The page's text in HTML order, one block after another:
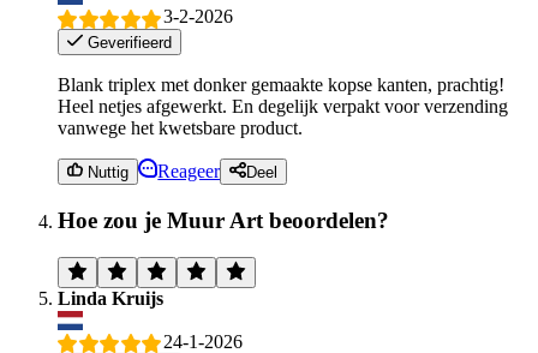
3-2-2026
Geverifieerd
Blank triplex met donker gemaakte kopse kanten, prachtig!
Heel netjes afgewerkt. En degelijk verpakt voor verzending
vanwege het kwetsbare product.
Nuttig Reageer Deel
Hoe zou je Muur Art beoordelen?
Linda Kruijs
24-1-2026